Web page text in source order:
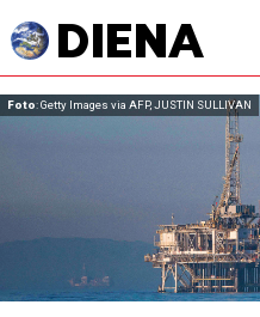
Foto: Getty Images via AFP, JUSTIN SULLIVAN